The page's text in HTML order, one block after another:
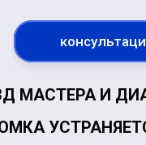
МАСТЕРА И